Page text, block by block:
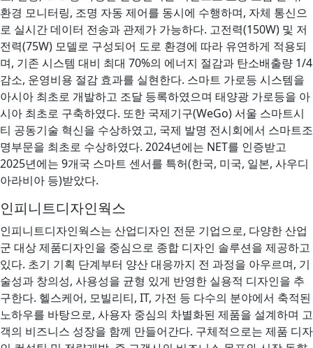
환경 모니터링, 조명 자동 제어를 동시에 수행하며, 자체 통신으
로 실시간 데이터 전송과 관제가 가능하다. 고전력(150W) 및 저
전력(75W) 모델로 구성되어 도로 환경에 따라 유연하게 적용되
며, 기존 시스템 대비 최대 70%의 에너지 절감과 탄소배출량 1/4
감소, 운영비용 절감 효과를 실현한다. 스마트 가로등 시스템을
아시아 최초로 개발하고 조달 등록하였으며 태양광 가로등을 아
시아 최초로 구축하였다. 또한 국제기구(WeGo) 서울 스마트시
티 공동기술 혁신을 수상하였고, 국제 발명 전시회에서 스마트조
명부문을 최초로 수상하였다. 2024년에는 NET를 인증받고
2025년에는 9개국 스마트 센서를 특허(한국, 미국, 일본, 사우디
아라비아 등)받았다.
인피니트디자인웍스
인피니트디자인웍스는 산업디자인 전문 기업으로, 다양한 산업
군 대상 제품디자인을 중심으로 종합 디자인 솔루션을 제공하고
있다. 초기 기획 단계부터 양산 대응까지 전 과정을 아우르며, 기
술성과 창의성, 사용성을 균형 있게 반영한 실용적 디자인을 추
구한다. 헬스케어, 모빌리티, IT, 가전 등 다수의 분야에서 축적된
노하우를 바탕으로, 사용자 중심의 차별화된 제품을 설계하며 고
객의 비즈니스 성장을 함께 만들어간다. 구체적으로는 제품 디자